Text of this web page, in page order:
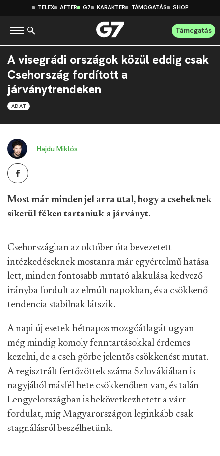
TELEX AFTER G7 KARAKTER TÁMOGATÁS SHOP
Támogatás
A visegrádi országok közül eddig csak
Csehország fordított a
járványtrendeken
ADAT
Hajdu Miklós
Most már minden jel arra utal, hogy a cseheknek
sikerül féken tartaniuk a járványt.
Csehországban az október óta bevezetett
intézkedéseknek mostanra már egyértelmű hatása
lett, minden fontosabb mutató alakulása kedvező
irányba fordult az elmúlt napokban, és a csökkenő
tendencia stabilnak látszik.
A napi új esetek hétnapos mozgóátlagát ugyan
még mindig komoly fenntartásokkal érdemes
kezelni, de a cseh görbe jelentős csökkenést mutat.
A regisztrált fertőzöttek száma Szlovákiában is
nagyjából másfél hete csökkenőben van, és talán
Lengyelországban is bekövetkezhetett a várt
fordulat, míg Magyarországon leginkább csak
stagnálásról beszélhetünk.